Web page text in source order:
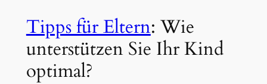
Tipps für Eltern: Wie
unterstützen Sie Ihr Kind
optimal?